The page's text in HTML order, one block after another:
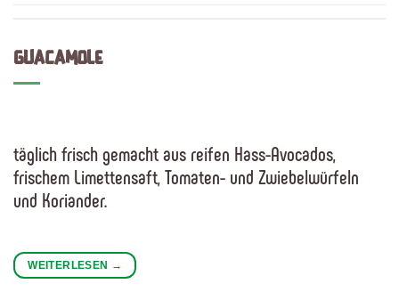
GUACAMOLE
täglich frisch gemacht aus reifen Hass-Avocados,
frischem Limettensaft, Tomaten- und Zwiebelwürfeln
und Koriander.
WEITERLESEN →